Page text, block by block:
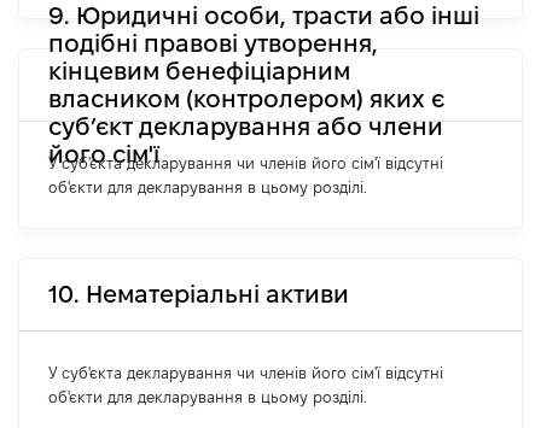
9. Юридичні особи, трасти або інші
подібні правові утворення,
кінцевим бенефіціарним
власником (контролером) яких є
суб’єкт декларування або члени
його сім'ї
У суб'єкта декларування чи членів його сім'ї відсутні
об'єкти для декларування в цьому розділі.
10. Нематеріальні активи
У суб'єкта декларування чи членів його сім'ї відсутні
об'єкти для декларування в цьому розділі.